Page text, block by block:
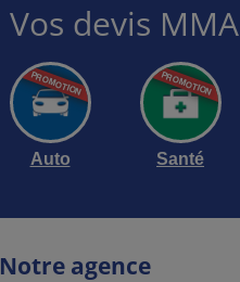
Vos devis MMA
Auto Santé
Notre agence